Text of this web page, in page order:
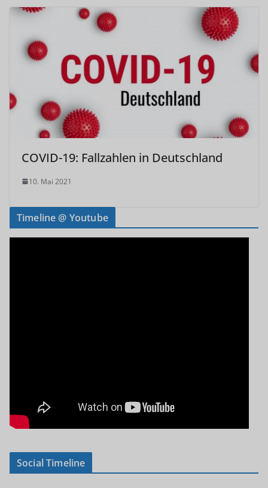
COVID-19: Fallzahlen in Deutschland
10. Mai 2021
Timeline @ Youtube
Social Timeline